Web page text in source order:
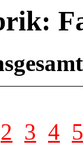
2 3 4 5